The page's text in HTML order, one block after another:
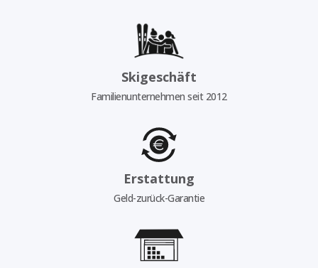
Skigeschäft
Familienunternehmen seit 2012
Erstattung
Geld-zurück-Garantie